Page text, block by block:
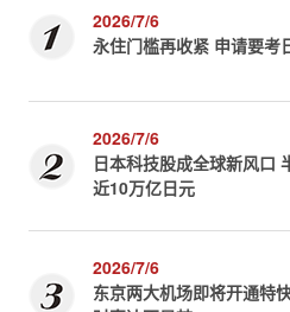
2026/7/6
永住门槛再收紧 申请要考
2026/7/6
日本科技股成全球新风口
近10万亿日元
2026/7/6
东京两大机场即将开通特